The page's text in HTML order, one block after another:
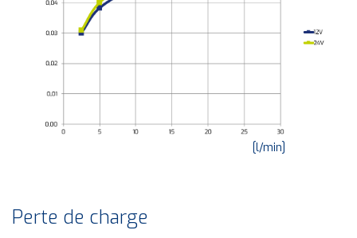
[l/min]
Perte de charge